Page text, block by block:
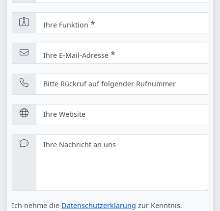
Ihre Funktion*
Ihre E-Mail-Adresse*
Bitte Rückruf auf folgender Rufnummer
Ihre Website
Ihre Nachricht an uns
Ich nehme die Datenschutzerklärung zur Kenntnis.